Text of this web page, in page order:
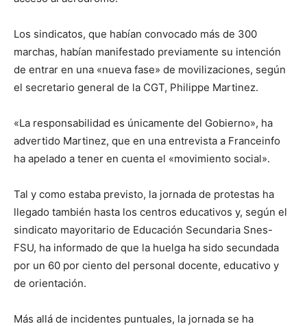
Los sindicatos, que habían convocado más de 300
marchas, habían manifestado previamente su intención
de entrar en una «nueva fase» de movilizaciones, según
el secretario general de la CGT, Philippe Martinez.
«La responsabilidad es únicamente del Gobierno», ha
advertido Martinez, que en una entrevista a Franceinfo
ha apelado a tener en cuenta el «movimiento social».
Tal y como estaba previsto, la jornada de protestas ha
llegado también hasta los centros educativos y, según el
sindicato mayoritario de Educación Secundaria Snes-
FSU, ha informado de que la huelga ha sido secundada
por un 60 por ciento del personal docente, educativo y
de orientación.
Más allá de incidentes puntuales, la jornada se ha